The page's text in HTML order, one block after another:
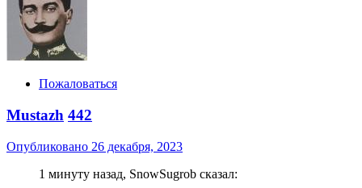
Пожаловаться
Mustazh 442
Опубликовано 26 декабря, 2023
1 минуту назад, SnowSugrob сказал: